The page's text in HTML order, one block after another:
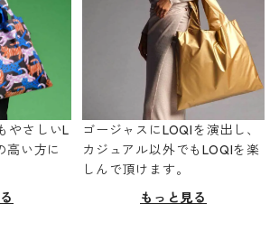
やさしいL
高い方に
ゴージャスにLOQIを演出し、
カジュアル以外でもLOQIを楽
しんで頂けます。
もっと見る